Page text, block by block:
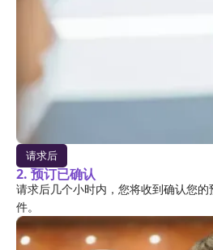
请求后
2. 预订已确认
请求后几个小时内，您将收到确认您
件。